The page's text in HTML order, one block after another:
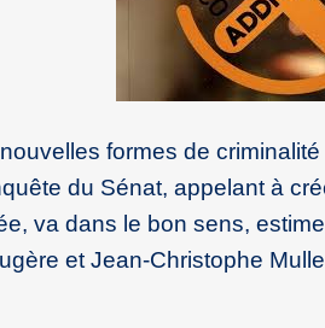
formes de
du Sénat, appelant à
va dans le bon sens,
et Jean-Christophe